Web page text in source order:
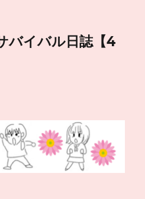
バイバル日誌【4